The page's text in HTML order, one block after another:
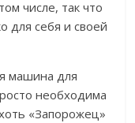
числе, так что
для себя и своей
машина для
необходима
«Запорожец»